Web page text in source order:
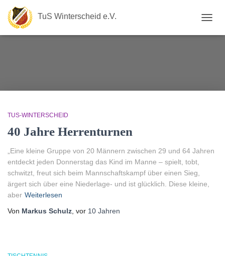
TuS Winterscheid e.V.
TUS-WINTERSCHEID
40 Jahre Herrenturnen
„Eine kleine Gruppe von 20 Männern zwischen 29 und 64 Jahren
entdeckt jeden Donnerstag das Kind im Manne – spielt, tobt,
schwitzt, freut sich beim Mannschaftskampf über einen Sieg,
ärgert sich über eine Niederlage- und ist glücklich. Diese kleine,
aber Weiterlesen
Von Markus Schulz , vor 10 Jahren